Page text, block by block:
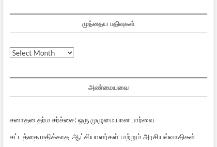
முந்தைய பதிவுகள்
முந்தைய
அண்மையவை
சனாதன தர்ம சர்ச்சை: ஒரு முழுமையான பார்வை
சட்டத்தை மதிக்காத ஆட்சியாளர்கள் மற்றும் அரசியல்வாதிகள்